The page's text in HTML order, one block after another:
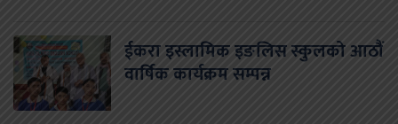
ईकरा इस्लामिक इङलिस स्कुलको आठौं
वार्षिक कार्यक्रम सम्पन्न